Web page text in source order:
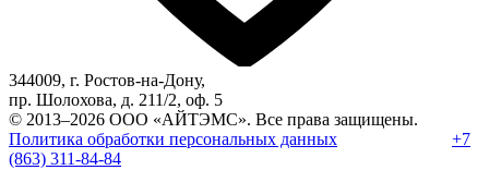
344009, г. Ростов-на-Дону,
пр. Шолохова, д. 211/2, оф. 5
© 2013–2026 ООО «АЙТЭМС». Все права защищены.
Политика обработки персональных данных
+7
(863) 311-84-84